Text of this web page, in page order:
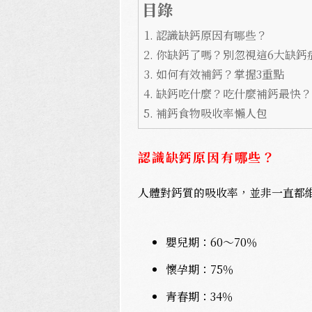
目錄
認識缺鈣原因有哪些？
你缺鈣了嗎？別忽視這6大缺鈣
如何有效補鈣？掌握3重點
缺鈣吃什麼？吃什麼補鈣最快？
補鈣食物吸收率懶人包
認識缺鈣原因有哪些？
人體對鈣質的吸收率，並非一直
嬰兒期：60～70％
懷孕期：75％
青春期：34％